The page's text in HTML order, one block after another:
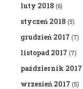
luty 2018 (6)
styczeń 2018 (5)
grudzień 2017 (7)
listopad 2017 (7)
październik 2017
wrzesień 2017 (5)